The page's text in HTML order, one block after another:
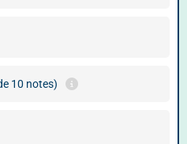
10 notes)